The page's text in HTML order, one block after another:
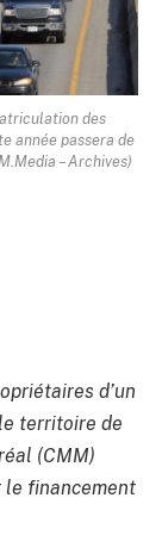
des
année passera de
– Archives)
d’un
territoire de
(CMM)
le financement